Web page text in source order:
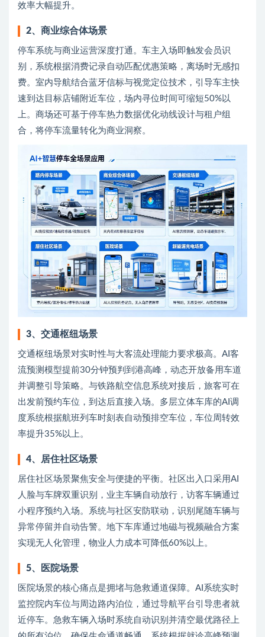
效率大幅提升。
2、商业综合体场景
停车系统与商业运营深度打通。车主入场即触发会员识
别，系统根据消费记录自动匹配优惠策略，离场时无感扣
费。室内导航结合蓝牙信标与视觉定位技术，引导车主快
速到达目标店铺附近车位，场内寻位时间可缩短50%以
上。商场还可基于停车热力数据优化动线设计与租户组
合，将停车流量转化为商业洞察。
3、交通枢纽场景
交通枢纽场景对实时性与大客流处理能力要求极高。AI客
流预测模型提前30分钟预判到港高峰，动态开放备用车道
并调整引导策略。与铁路航空信息系统对接后，旅客可在
出发前预约车位，到达后直接入场。多层立体车库的AI调
度系统根据航班列车时刻表自动预排空车位，车位周转效
率提升35%以上。
4、居住社区场景
居住社区场景聚焦安全与便捷的平衡。社区出入口采用AI
人脸与车牌双重识别，业主车辆自动放行，访客车辆通过
小程序预约入场。系统与社区安防联动，识别尾随车辆与
异常停留并自动告警。地下车库通过地磁与视频融合方案
实现无人化管理，物业人力成本可降低60%以上。
5、医院场景
医院场景的核心痛点是拥堵与急救通道保障。AI系统实时
监控院内车位与周边路内泊位，通过导航平台引导患者就
近停车。急救车辆入场时系统自动识别并清空最优路径上